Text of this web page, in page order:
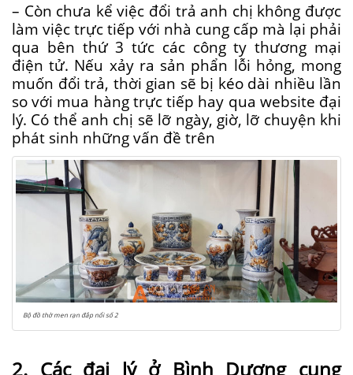
– Còn chưa kể việc đổi trả anh chị không được
làm việc trực tiếp với nhà cung cấp mà lại phải
qua bên thứ 3 tức các công ty thương mại
điện tử. Nếu xảy ra sản phẩn lỗi hỏng, mong
muốn đổi trả, thời gian sẽ bị kéo dài nhiều lần
so với mua hàng trực tiếp hay qua website đại
lý. Có thể anh chị sẽ lỡ ngày, giờ, lỡ chuyện khi
phát sinh những vấn đề trên
Bộ đồ thờ men rạn đắp nổi số 2
2. Các đại lý ở Bình Dương cung